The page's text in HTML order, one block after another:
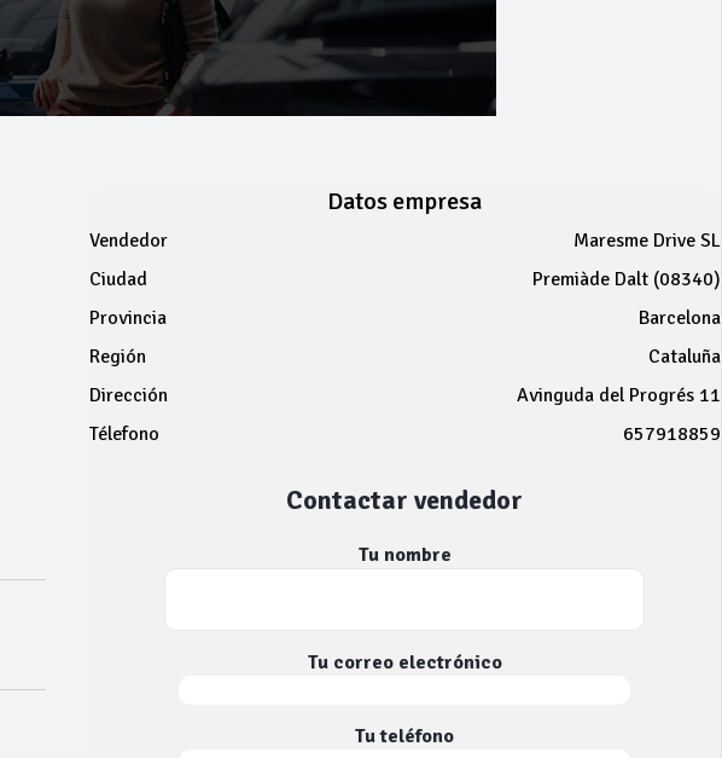
Datos empresa
Vendedor
Maresme Drive SL
Ciudad
Premiàde Dalt (08340)
Provincia
Barcelona
Región
Cataluña
Dirección
Avinguda del Progrés 11
Télefono
657918859
Contactar vendedor
Tu nombre
Tu correo electrónico
Tu teléfono